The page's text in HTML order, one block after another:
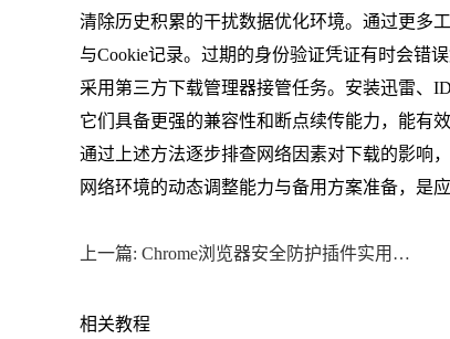
清除历史积累的干扰数据优化环境。通过更多
与Cookie记录。过期的身份验证凭证有时会错
采用第三方下载管理器接管任务。安装迅雷、
它们具备更强的兼容性和断点续传能力，能有
通过上述方法逐步排查网络因素对下载的影响
网络环境的动态调整能力与备用方案准备，是
上一篇: Chrome浏览器安全防护插件实用技巧
相关教程